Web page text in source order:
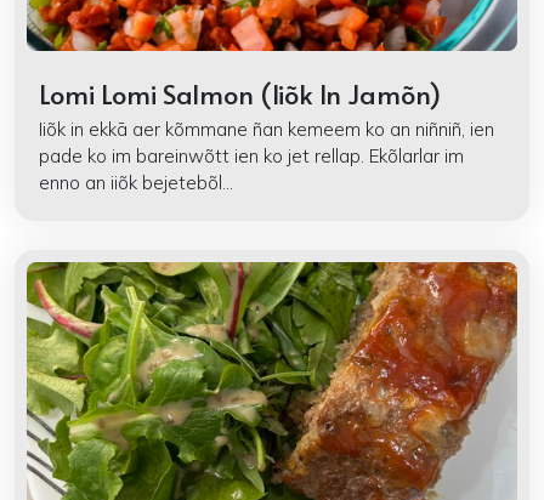
Lomi Lomi Salmon (Iiõk In Jamõn)
Iiõk in ekkā aer kõmmane ñan kemeem ko an niñniñ, ien
pade ko im bareinwõtt ien ko jet rellap. Ekõlarlar im
enno an iiõk bejetebõl...